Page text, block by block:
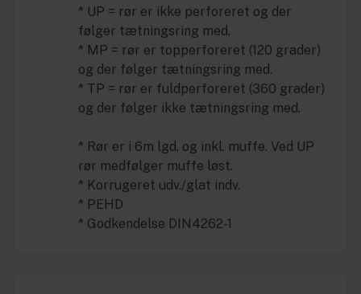
* UP = rør er ikke perforeret og der
følger tætningsring med.
* MP = rør er topperforeret (120 grader)
og der følger tætningsring med.
* TP = rør er fuldperforeret (360 grader)
og der følger ikke tætningsring med.
* Rør er i 6m lgd. og inkl. muffe. Ved UP
rør medfølger muffe løst.
* Korrugeret udv./glat indv.
* PEHD
* Godkendelse DIN4262-1